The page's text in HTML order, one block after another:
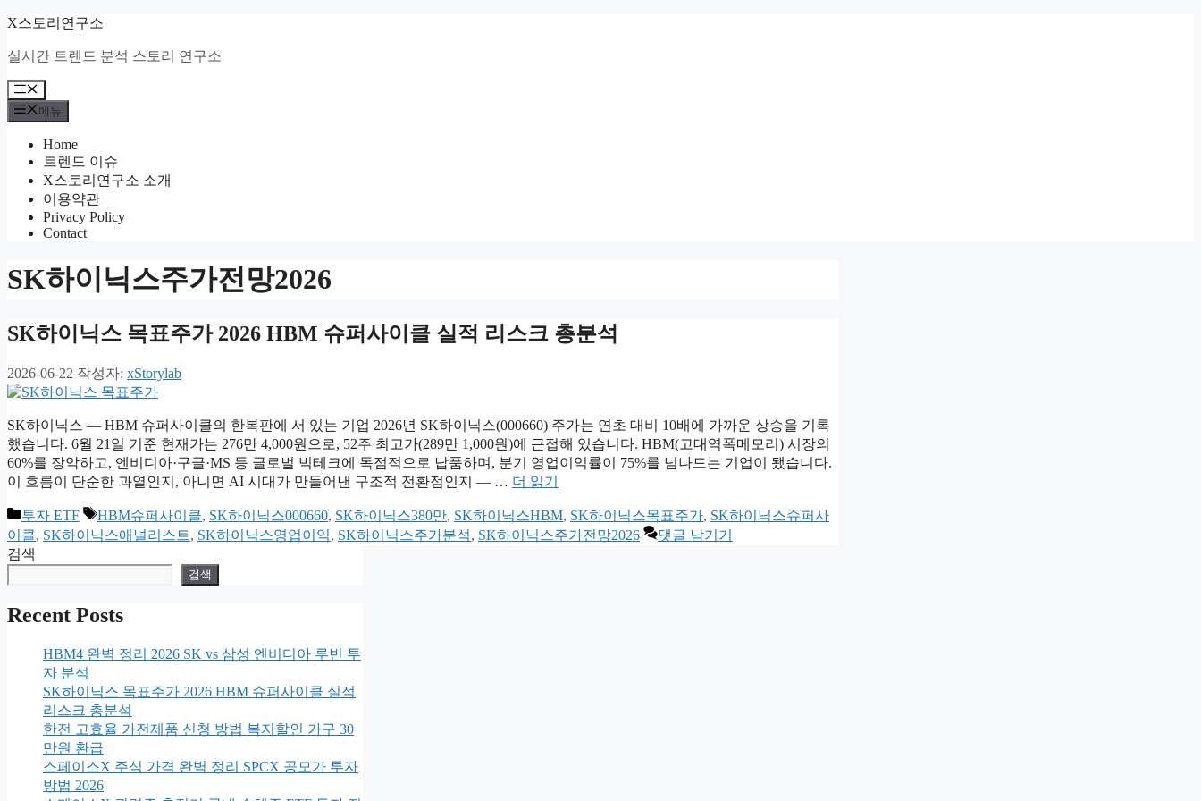
컨
츠
로
건
너
X스토리연구소
실시간 트렌드 분석 스토리 연구소
메
뉴
메뉴
Home
트렌드 이슈
X스토리연구소 소개
이용약관
Privacy Policy
Contact
SK하이닉스주가전망2026
SK하이닉스 목표주가 2026 HBM 슈퍼사이클 실적 리스크 총분석
2026-06-22 작성자: xStorylab
SK하이닉스 — HBM 슈퍼사이클의 한복판에 서 있는 기업 2026년 SK하이닉스(000660) 주가는 연초 대비 10배에 가까운 상승을 기록
했습니다. 6월 21일 기준 현재가는 276만 4,000원으로, 52주 최고가(289만 1,000원)에 근접해 있습니다. HBM(고대역폭메모리) 시장의
60%를 장악하고, 엔비디아·구글·MS 등 글로벌 빅테크에 독점적으로 납품하며, 분기 영업이익률이 75%를 넘나드는 기업이 됐습니다.
이 흐름이 단순한 과열인지, 아니면 AI 시대가 만들어낸 구조적 전환점인지 — … 더 읽기
카
테
고
리
투자 ETF
태
그
HBM슈퍼사이클, SK하이닉스000660, SK하이닉스380만, SK하이닉스HBM, SK하이닉스목표주가, SK하이닉스슈퍼사
이클, SK하이닉스애널리스트, SK하이닉스영업이익, SK하이닉스주가분석, SK하이닉스주가전망2026
댓글 남기기
검색
검색
Recent Posts
HBM4 완벽 정리 2026 SK vs 삼성 엔비디아 루빈 투
자 분석
SK하이닉스 목표주가 2026 HBM 슈퍼사이클 실적
리스크 총분석
한전 고효율 가전제품 신청 방법 복지할인 가구 30
만원 환급
스페이스X 주식 가격 완벽 정리 SPCX 공모가 투자
방법 2026